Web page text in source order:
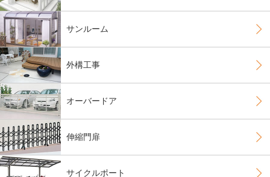
サンルーム
外構工事
オーバードア
伸縮門扉
サイクルポート